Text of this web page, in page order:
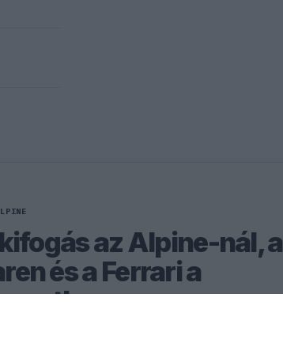
az Alpine-nál, a
és a Ferrari a